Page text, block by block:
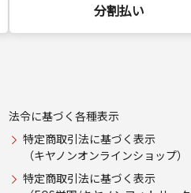
分割払い
法令に基づく各種表示
特定商取引法に基づく表示
（キヤノンオンラインショップ）
特定商取引法に基づく表示